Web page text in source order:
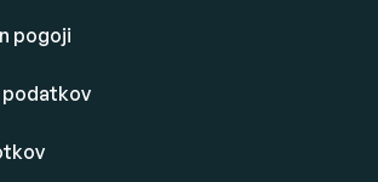
pogoji
podatkov